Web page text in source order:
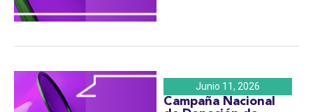
Junio 11, 2026
Campaña Nacional